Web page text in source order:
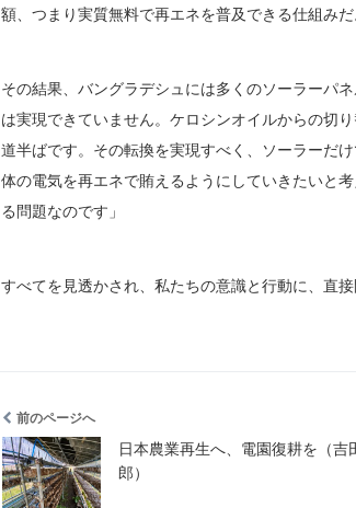
額、つまり実質無料で再エネを普及できる仕組みだ
その結果、バングラデシュには多くのソーラーパ
は実現できていません。ケロシンオイルからの切
道半ばです。その転換を実現すべく、ソーラーだ
体の電気を再エネで賄えるようにしていきたいと
る問題なのです」
すべてを見透かされ、私たちの意識と行動に、直
前のページへ
日本農業再生へ、電園復耕を（吉
郎）